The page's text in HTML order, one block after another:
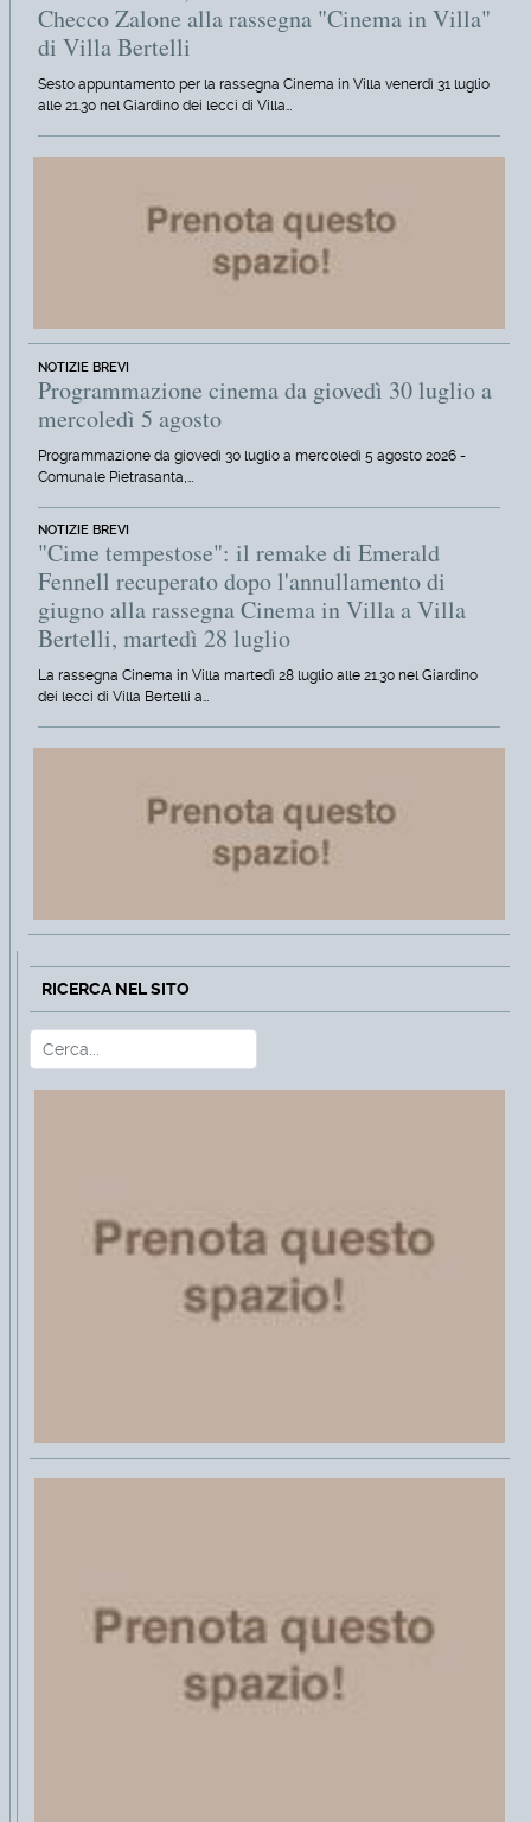
Checco Zalone alla rassegna "Cinema in Villa"
di Villa Bertelli
Sesto appuntamento per la rassegna Cinema in Villa venerdì 31 luglio
alle 21.30 nel Giardino dei lecci di Villa…
NOTIZIE BREVI
Programmazione cinema da giovedì 30 luglio a
mercoledì 5 agosto
Programmazione da giovedì 30 luglio a mercoledì 5 agosto 2026 -
Comunale Pietrasanta,…
NOTIZIE BREVI
"Cime tempestose": il remake di Emerald
Fennell recuperato dopo l'annullamento di
giugno alla rassegna Cinema in Villa a Villa
Bertelli, martedì 28 luglio
La rassegna Cinema in Villa martedì 28 luglio alle 21.30 nel Giardino
dei lecci di Villa Bertelli a…
RICERCA NEL SITO
Cerca Type 2 or more characters for